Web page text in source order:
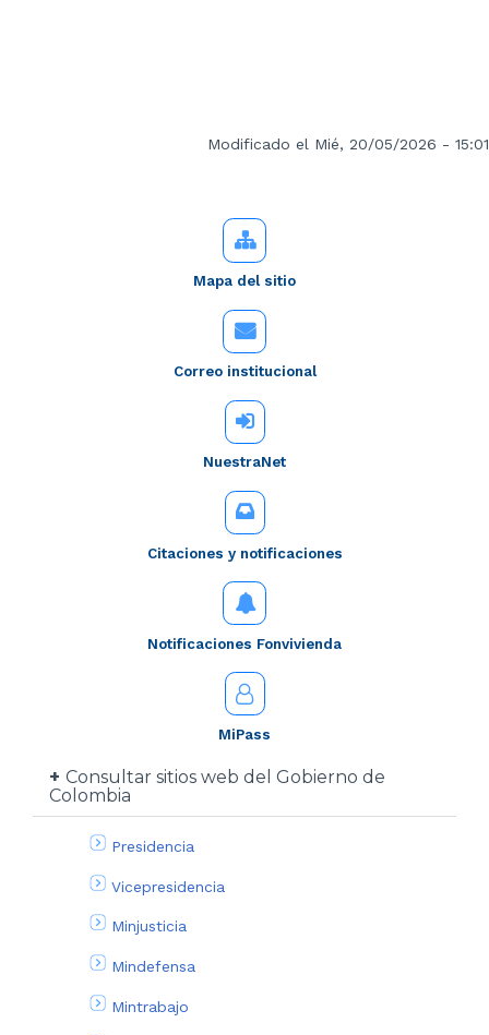
Modificado el Mié, 20/05/2026 - 15:01
Mapa del sitio
Correo institucional
NuestraNet
Citaciones y notificaciones
Notificaciones Fonvivienda
MiPass
Consultar sitios web del Gobierno de
Colombia
Presidencia
Vicepresidencia
Minjusticia
Mindefensa
Mintrabajo